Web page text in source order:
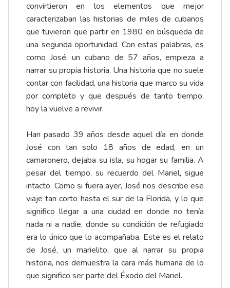
convirtieron en los elementos que mejor
caracterizaban las historias de miles de cubanos
que tuvieron que partir en 1980 en búsqueda de
una segunda oportunidad. Con estas palabras, es
como José, un cubano de 57 años, empieza a
narrar su propia historia. Una historia que no suele
contar con facilidad, una historia que marco su vida
por completo y que después de tanto tiempo,
hoy la vuelve a revivir.
Han pasado 39 años desde aquel día en donde
José con tan solo 18 años de edad, en un
camaronero, dejaba su isla, su hogar su familia. A
pesar del tiempo, su recuerdo del Mariel, sigue
intacto. Como si fuera ayer, José nos describe ese
viaje tan corto hasta el sur de la Florida, y lo que
significo llegar a una ciudad en donde no tenía
nada ni a nadie, donde su condición de refugiado
era lo único que lo acompañaba. Este es el relato
de José, un marielito, que al narrar su propia
historia, nos demuestra la cara más humana de lo
que significo ser parte del Éxodo del Mariel.